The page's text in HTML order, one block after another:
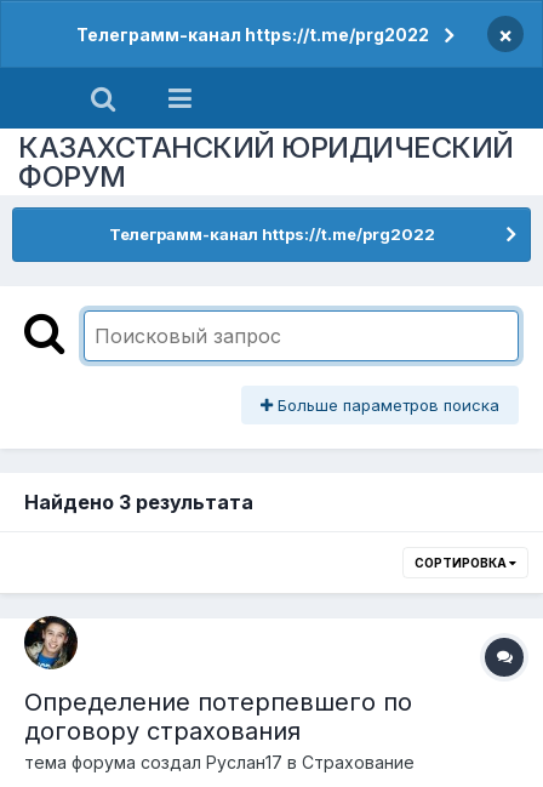
Телеграмм-канал https://t.me/prg2022 ×
КАЗАХСТАНСКИЙ ЮРИДИЧЕСКИЙ
ФОРУМ
Телеграмм-канал https://t.me/prg2022
Больше параметров поиска
Найдено 3 результата
СОРТИРОВКА
Определение потерпевшего по
договору страхования
тема форума создал Руслан17 в Страхование